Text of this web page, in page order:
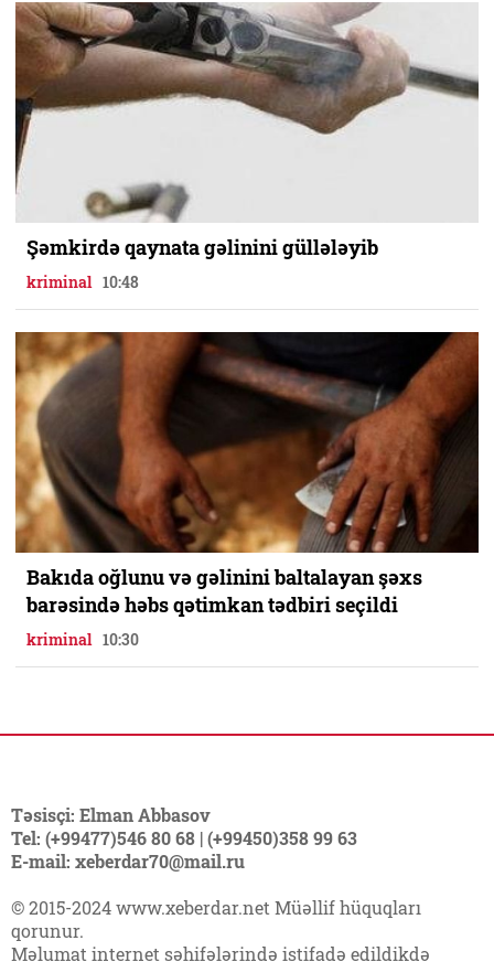
Şəmkirdə qaynata gəlinini güllələyib
kriminal 10:48
Bakıda oğlunu və gəlinini baltalayan şəxs
barəsində həbs qətimkan tədbiri seçildi
kriminal 10:30
Təsisçi: Elman Abbasov
Tel: (+99477)546 80 68 | (+99450)358 99 63
E-mail: xeberdar70@mail.ru
© 2015-2024 www.xeberdar.net Müəllif hüquqları
qorunur.
Məlumat internet səhifələrində istifadə edildikdə